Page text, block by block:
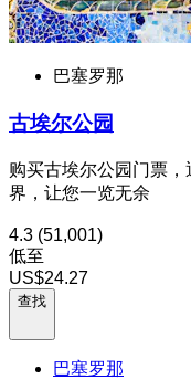
巴塞罗那
古埃尔公园
购买古埃尔公园门票
界，让您一览无余
4.3 (51,001)
低至
US$24.27
查找
巴塞罗那